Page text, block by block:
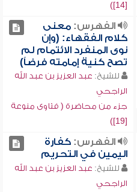
[14])
الفهرس:معنى
كلام الفقهاء: (وإن
نوى المنفرد الائتمام لم
تصح كنية إمامته فرضاً)
للشيخ: عبد العزيز بن عبد الله
الراجحي
جزء من محاضرة ( فتاوى منوعة
[19])
الفهرس:كفارة
اليمين في التحريم
للشيخ: عبد العزيز بن عبد الله
الراجحي